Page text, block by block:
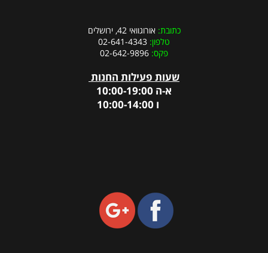
כתובת:אורוגוואי 42, ירושלים
טלפון: 02-641-4343
פקס:
שעות פעילות החנות
א-ה 10:00-19:00
ו 10:00-14:00